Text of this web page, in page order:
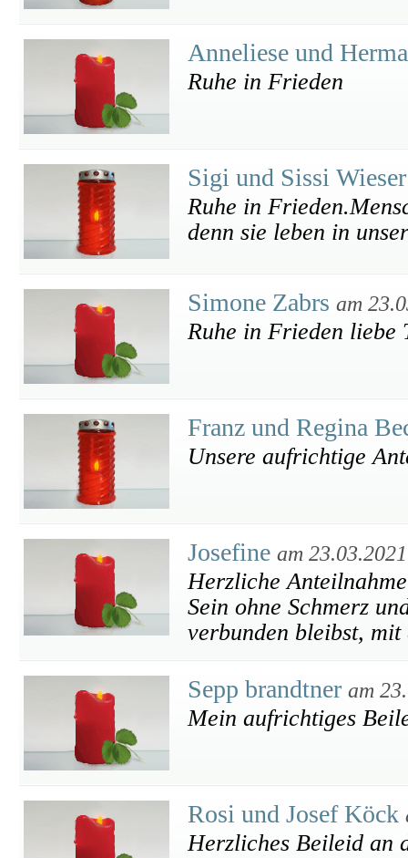
Anneliese und
Ruhe in Frieden
Sigi und Sissi
Ruhe in
denn sie leben in
Simone Zabrs am
Ruhe in Frieden liebe
Franz und Regina
Unsere aufrichtige
Josefine am 23.03.2021
Herzliche
Sein ohne Schmerz
verbunden bleibst,
Sepp brandtner am
Mein aufrichtiges
Rosi und Josef Köck
Herzliches Beileid an